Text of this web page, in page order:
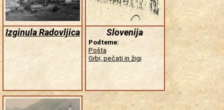
Izginula Radovljica Slovenija
Podteme:
Pošta
Grbi, pečati in žigi